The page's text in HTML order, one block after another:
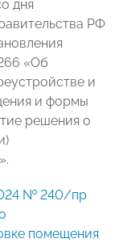
дня
РФ
«Об
и
и формы
решения о
№ 240/пр
помещения